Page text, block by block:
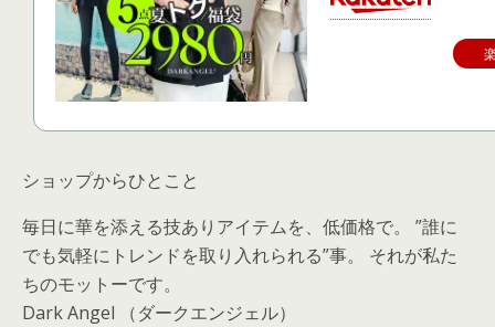
ショップからひとこと
毎日に華を添える技ありアイテムを、低価格で。 ”誰に
でも気軽にトレンドを取り入れられる”事。 それが私た
ちのモットーです。
Dark Angel （ダークエンジェル）